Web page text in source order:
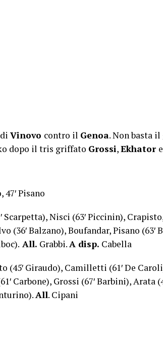
Vinovo contro il Genoa. Non basta
dopo il tris griffato Grossi,Ekhator e
47′ Pisano
Scarpetta), Nisci (63′ Piccinin),
(36′ Balzano), Boufandar, Pisano (63′
All. Grabbi.A disp. Cabella
(45′ Giraudo), Camilletti (61′ De
Carbone), Grossi (67′ Barbini), Arata
All. Cipani